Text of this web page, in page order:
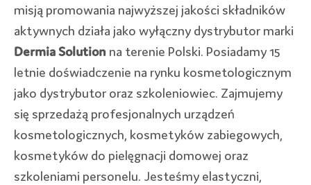
misją promowania najwyższej jakości składników
aktywnych działa jako wyłączny dystrybutor marki
Dermia Solution na terenie Polski. Posiadamy 15
letnie doświadczenie na rynku kosmetologicznym
jako dystrybutor oraz szkoleniowiec. Zajmujemy
się sprzedażą profesjonalnych urządzeń
kosmetologicznych, kosmetyków zabiegowych,
kosmetyków do pielęgnacji domowej oraz
szkoleniami personelu. Jesteśmy elastyczni,